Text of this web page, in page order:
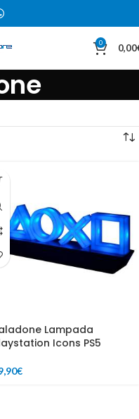
0 0,00
Lampada
Icons PS5
€